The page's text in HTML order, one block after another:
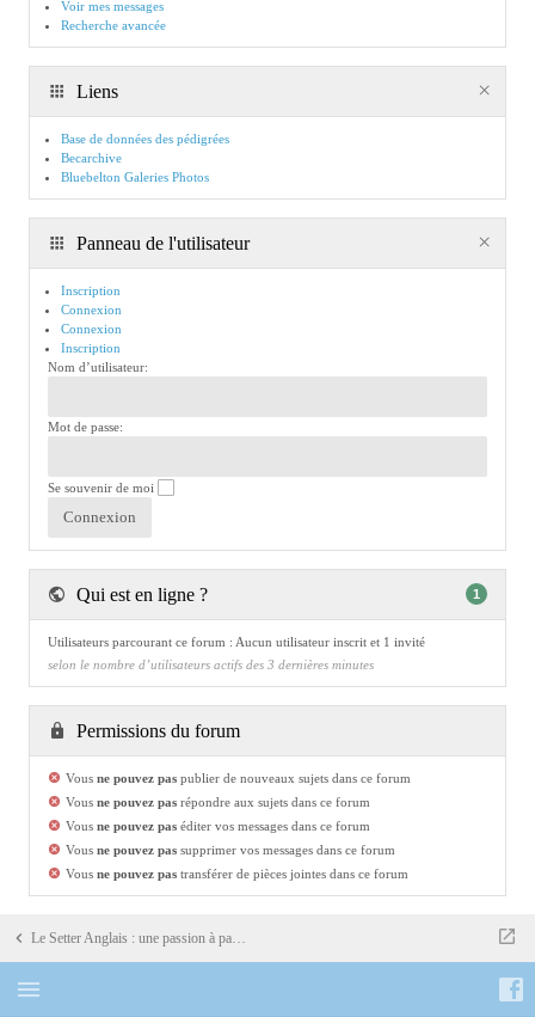
Voir mes messages
Recherche avancée
Liens
Base de données des pédigrées
Becarchive
Bluebelton Galeries Photos
Panneau de l'utilisateur
Inscription
Connexion
Connexion
Inscription
Nom d’utilisateur:
Mot de passe:
Se souvenir de moi
Qui est en ligne ? 1
Utilisateurs parcourant ce forum : Aucun utilisateur inscrit et 1 invité
selon le nombre d’utilisateurs actifs des 3 dernières minutes
Permissions du forum
Vous ne pouvez pas publier de nouveaux sujets dans ce forum
Vous ne pouvez pas répondre aux sujets dans ce forum
Vous ne pouvez pas éditer vos messages dans ce forum
Vous ne pouvez pas supprimer vos messages dans ce forum
Vous ne pouvez pas transférer de pièces jointes dans ce forum